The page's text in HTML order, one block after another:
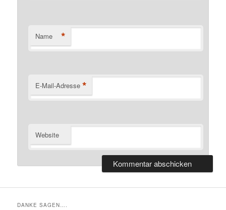
Name *
E-Mail-Adresse *
Website
DANKE SAGEN….